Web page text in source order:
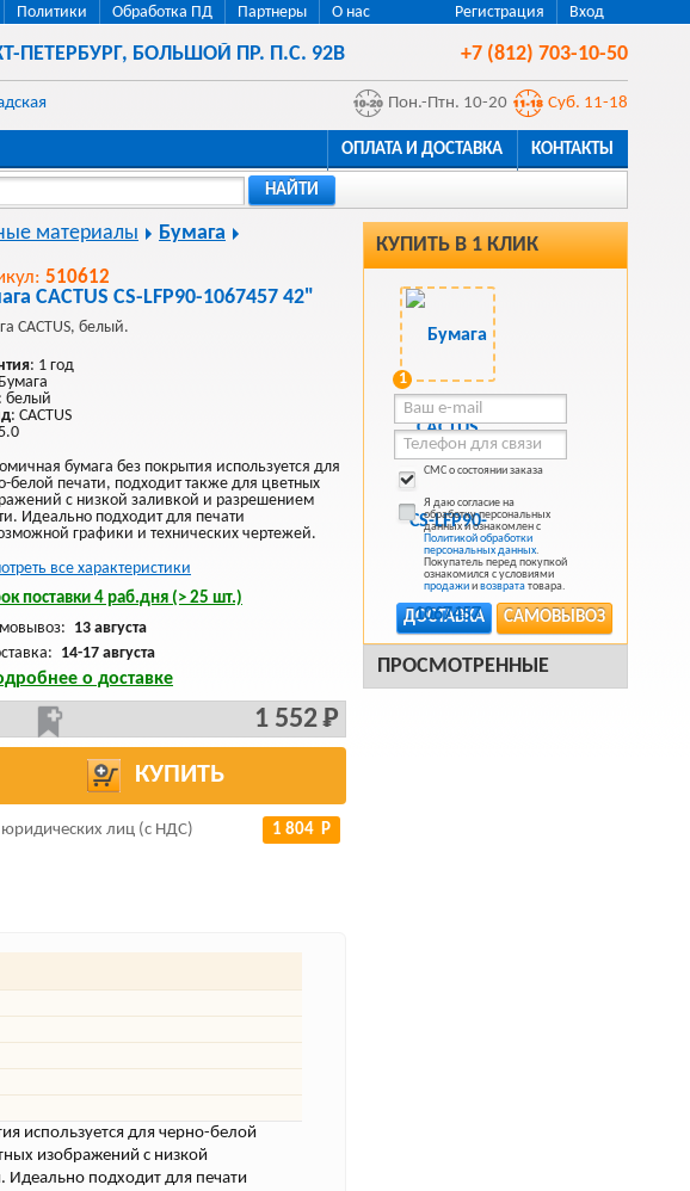
Регистрация Вход
Политики Обработка ПД Партнеры
О нас
ПЕТЕРБУРГ, БОЛЬШОЙ ПР. П.С. 92В +7 (812) 703-10-50
Пон.-Птн. 10-20 Суб. 11-18
ОПЛАТА И ДОСТАВКА КОНТАКТЫ
НАЙТИ
КУПИТЬ В 1 КЛИК
1
СМС о состоянии заказа
Я даю согласие на
обработку персональных
данных и ознакомлен с
Политикой обработки
персональных данных.
Покупатель перед покупкой
ознакомился с условиями
продажиивозврататовара.
САМОВЫВОЗ
ДОСТАВКА
ПРОСМОТРЕННЫЕ
материалы Бумага
510612
CACTUS CS-LFP90-1067457 42"
CACTUS, белый.
: 1 год
белый
: CACTUS
бумага без покрытия используется для
белой печати, подходит также для цветных
с низкой заливкой и разрешением
Идеально подходит для печати
графики и технических чертежей.
все характеристики
поставки 4 раб.дня (> 25 шт.)
13 августа
14-17 августа
о доставке
1 552 Р
КУПИТЬ
лиц (с НДС) 1 804 Р
используется для черно-белой
изображений с низкой
Идеально подходит для печати